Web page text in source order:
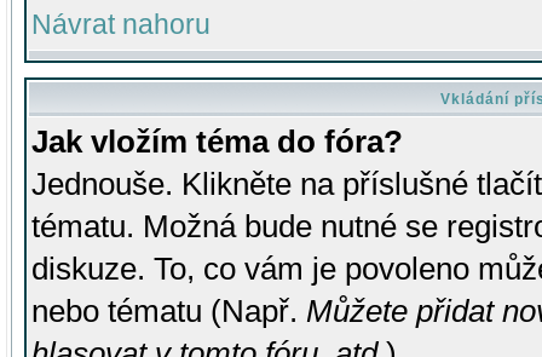
Návrat nahoru
Vkládání
Jak vložím téma do fóra?
Jednouše. Klikněte na příslušné
tématu. Možná bude nutné se
diskuze. To, co vám je povoleno
nebo tématu (Např. Můžete přidat